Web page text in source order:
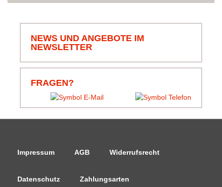
NEWS UND ANGEBOTE IM
NEWSLETTER
FRAGEN?
Impressum AGB Widerrufsrecht
Datenschutz Zahlungsarten